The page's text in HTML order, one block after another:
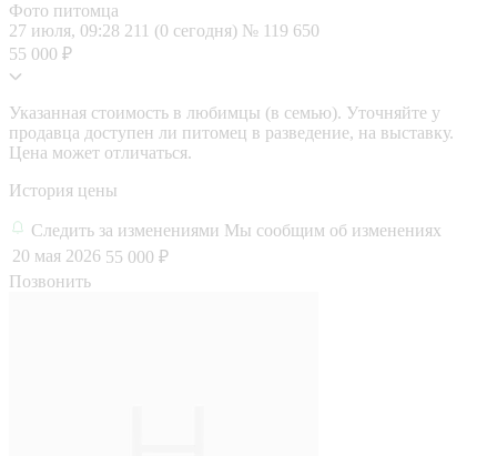
Фото питомца
27 июля, 09:28 211 (0 сегодня) № 119 650
55 000 ₽
Указанная стоимость в любимцы (в семью). Уточняйте у
продавца доступен ли питомец в разведение, на выставку.
Цена может отличаться.
История цены
Следить за изменениями Мы сообщим об изменениях
20 мая 2026 55 000 ₽
Позвонить